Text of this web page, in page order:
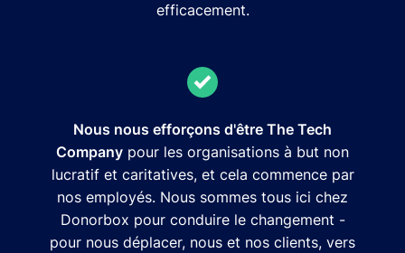
efficacement.
Nous nous efforçons d'être The Tech
Company pour les organisations à but non
lucratif et caritatives, et cela commence par
nos employés. Nous sommes tous ici chez
Donorbox pour conduire le changement -
pour nous déplacer, nous et nos clients, vers